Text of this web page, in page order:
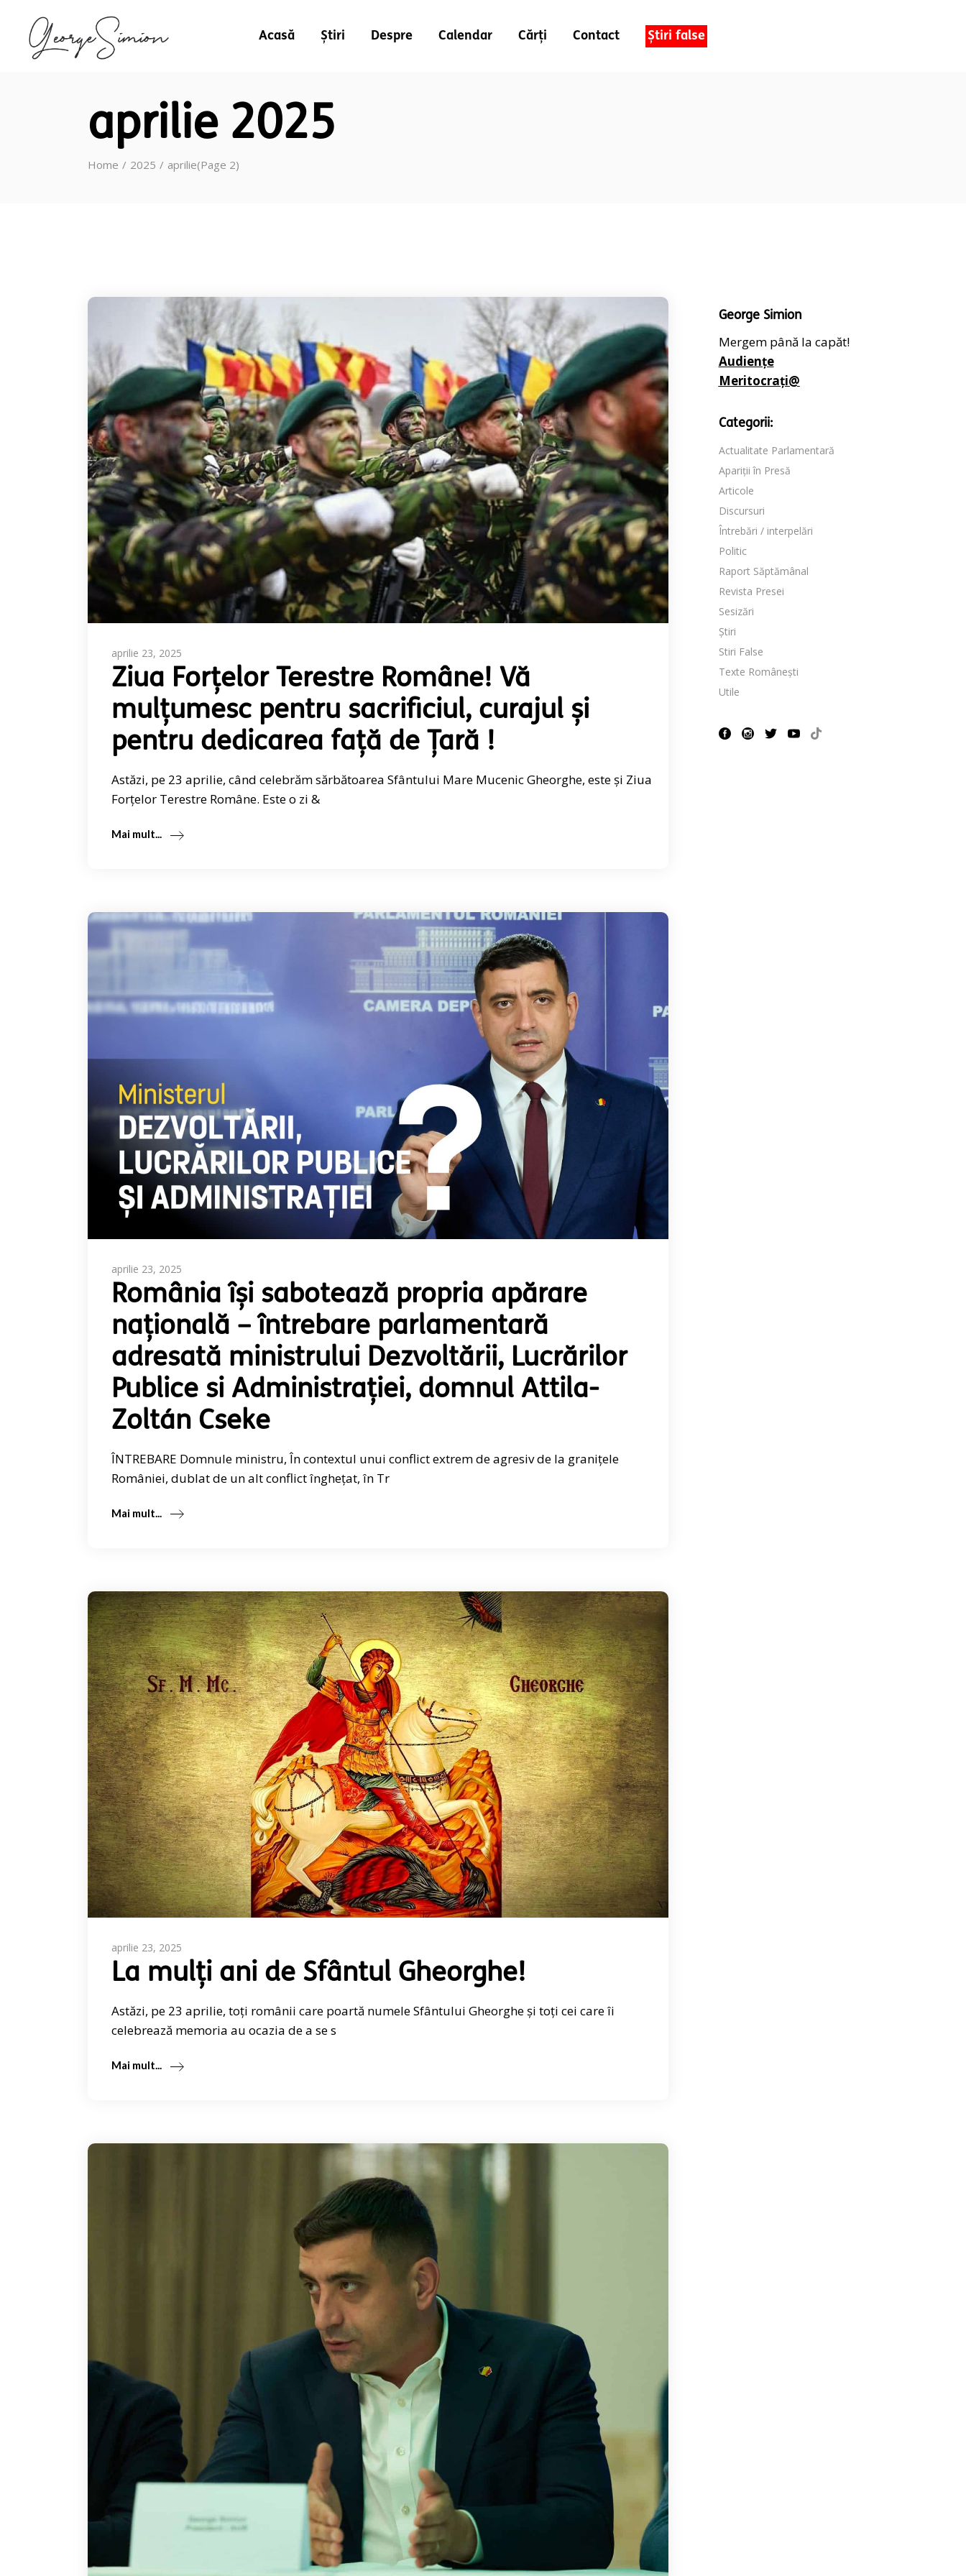
Acasă Știri Despre Calendar Cărți Contact Știri false
aprilie 2025
Home 2025 aprilie(Page 2)
aprilie 23, 2025
Ziua Forțelor Terestre Române! Vă
mulțumesc pentru sacrificiul, curajul și
pentru dedicarea față de Țară !
Astăzi, pe 23 aprilie, când celebrăm sărbătoarea Sfântului Mare Mucenic Gheorghe, este și Ziua
Forțelor Terestre Române. Este o zi &
Mai mult...
aprilie 23, 2025
România își sabotează propria apărare
națională – întrebare parlamentară
adresată ministrului Dezvoltării, Lucrărilor
Publice si Administrației, domnul Attila-
Zoltán Cseke
ÎNTREBARE Domnule ministru, În contextul unui conflict extrem de agresiv de la granițele
României, dublat de un alt conflict înghețat, în Tr
Mai mult...
aprilie 23, 2025
La mulți ani de Sfântul Gheorghe!
Astăzi, pe 23 aprilie, toți românii care poartă numele Sfântului Gheorghe și toți cei care îi
celebrează memoria au ocazia de a se s
Mai mult...
George Simion
Mergem până la capăt!
Audiențe
Meritocrați@
Categorii:
Actualitate Parlamentară
Apariții în Presă
Articole
Discursuri
Întrebări / interpelări
Politic
Raport Săptămânal
Revista Presei
Sesizări
Știri
Stiri False
Texte Românești
Utile